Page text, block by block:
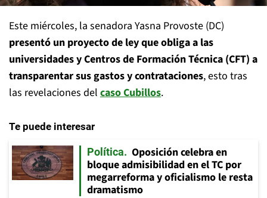
Este miércoles, la senadora Yasna Provoste (DC)
presentó un proyecto de ley que obliga a las
universidades y Centros de Formación Técnica (CFT) a
transparentar sus gastos y contrataciones, esto tras
las revelaciones del caso Cubillos.
Te puede interesar
Política
Oposición celebra en
bloque admisibilidad en el TC por
megarreforma y oficialismo le resta
dramatismo